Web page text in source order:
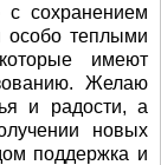
с сохранением
особо теплыми
имеют
Желаю
и радости, а
новых
поддержка и